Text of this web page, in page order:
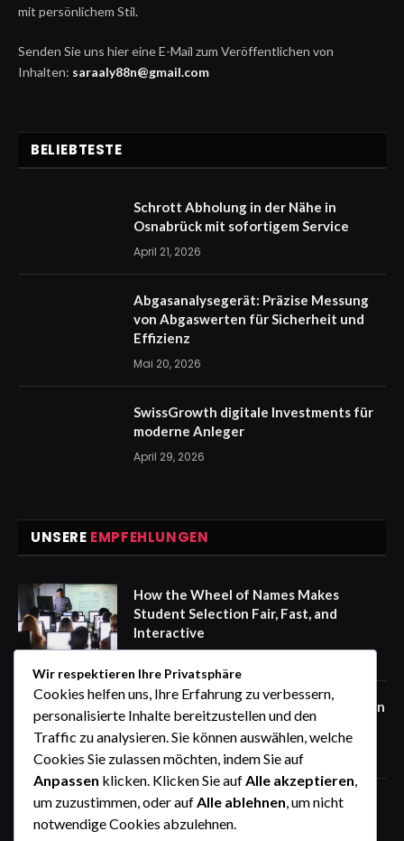
mit persönlichem Stil.
Senden Sie uns hier eine E-Mail zum Veröffentlichen von
Inhalten: saraaly88n@gmail.com
BELIEBTESTE
Schrott Abholung in der Nähe in
Osnabrück mit sofortigem Service
April 21, 2026
Abgasanalysegerät: Präzise Messung
von Abgaswerten für Sicherheit und
Effizienz
Mai 20, 2026
SwissGrowth digitale Investments für
moderne Anleger
April 29, 2026
UNSERE EMPFEHLUNGEN
How the Wheel of Names Makes
Student Selection Fair, Fast, and
Interactive
Warum ein Auto mit Fahrer in Südindien
die beste Wahl ist
August 6, 2026
STIG ROCK Erfahrungen Monatliche
Rückzahlungen und Rückkaufoption
Wir respektieren Ihre Privatsphäre
Cookies helfen uns, Ihre Erfahrung zu verbessern,
personalisierte Inhalte bereitzustellen und den
Traffic zu analysieren. Sie können auswählen, welche
Cookies Sie zulassen möchten, indem Sie auf
Anpassen klicken. Klicken Sie aufAlle akzeptieren,
um zuzustimmen, oder aufAlle ablehnen, um nicht
notwendige Cookies abzulehnen.